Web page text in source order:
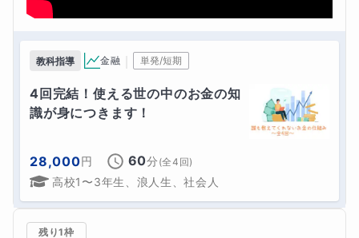
教科指導 金融 単発/短期
4回完結！使える世の中のお金の知
識が身につきます！
28,000円 60分 (全4 回)
高校1〜3年生、浪人生、社会人
残り1枠